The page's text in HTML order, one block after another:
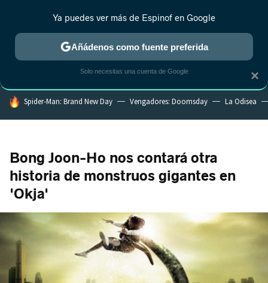
MENÚ NUEVO
ESTRENOS REALITY ANIME RANKINGS CINE
HOY SE HABLA DE
Spider-Man: Brand New Day Vengadores: Doomsday La Odisea
Bong Joon-Ho nos contará otra
historia de monstruos gigantes en
'Okja'
×
Ya puedes ver más de Espinof en Google
Añádenos como fuente preferida
Solo necesitas una cuenta de Google